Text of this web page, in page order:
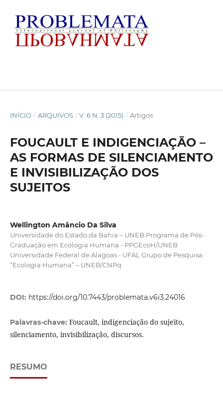
INÍCIO / ARQUIVOS / V. 6 N. 3 (2015) / Artigos
FOUCAULT E INDIGENCIAÇÃO –
AS FORMAS DE SILENCIAMENTO
E INVISIBILIZAÇÃO DOS
SUJEITOS
Wellington Amâncio Da Silva
Universidade do Estado da Bahia – UNEB Programa de Pós-
Graduação em Ecologia Humana - PPGEcoH/UNEB
Universidade Federal de Alagoas - UFAL Grupo de Pesquisa
“Ecologia Humana” – UNEB/CNPq
DOI: https://doi.org/10.7443/problemata.v6i3.24016
Palavras-chave: Foucault, indigenciação do sujeito,
silenciamento, invisibilização, discursos.
RESUMO